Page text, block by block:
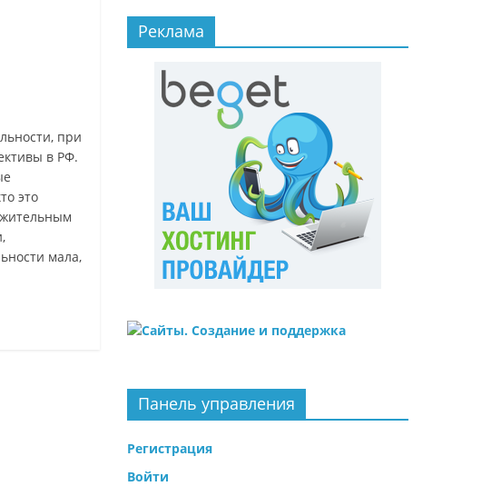
при
в РФ.
это
мала,
Реклама
Панель управления
Регистрация
Войти